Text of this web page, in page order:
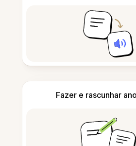
Fazer e rascunhar